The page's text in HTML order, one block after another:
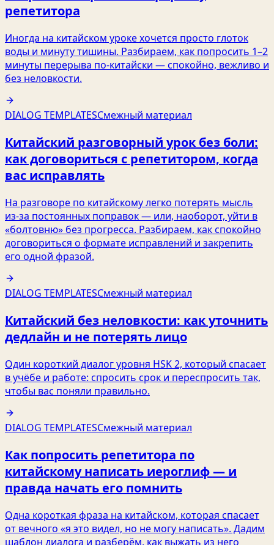
репетитора
Иногда на китайском уроке хочется просто глоток
воды и минуту тишины. Разбираем, как попросить 1–2
минуты перерыва по‑китайски — спокойно, вежливо и
без неловкости.
DIALOG TEMPLATESСмежный материал
Китайский разговорный урок без боли:
как договориться с репетитором, когда
вас исправлять
На разговоре по китайскому легко потерять мысль
из‑за постоянных поправок — или, наоборот, уйти в
«болтовню» без прогресса. Разбираем, как спокойно
договориться о формате исправлений и закрепить
его одной фразой.
DIALOG TEMPLATESСмежный материал
Китайский без неловкости: как уточнить
дедлайн и не потерять лицо
Один короткий диалог уровня HSK 2, который спасает
в учёбе и работе: спросить срок и переспросить так,
чтобы вас поняли правильно.
DIALOG TEMPLATESСмежный материал
Как попросить репетитора по
китайскому написать иероглиф — и
правда начать его помнить
Одна короткая фраза на китайском, которая спасает
от вечного «я это видел, но не могу написать». Дадим
шаблон диалога и разберём, как выжать из него